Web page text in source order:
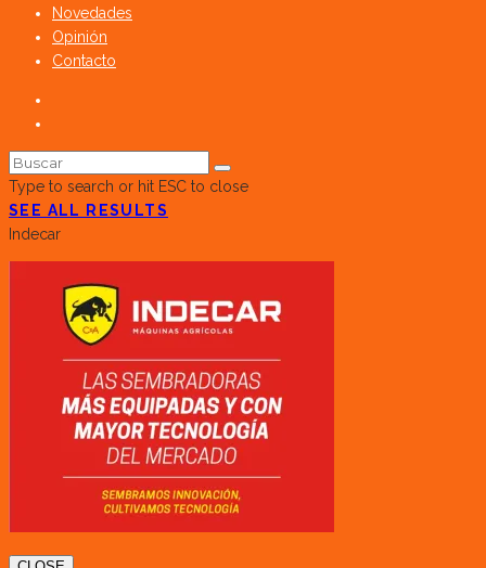
Novedades
Opinión
Contacto
Type to search or hit ESC to close
SEE ALL RESULTS
Indecar